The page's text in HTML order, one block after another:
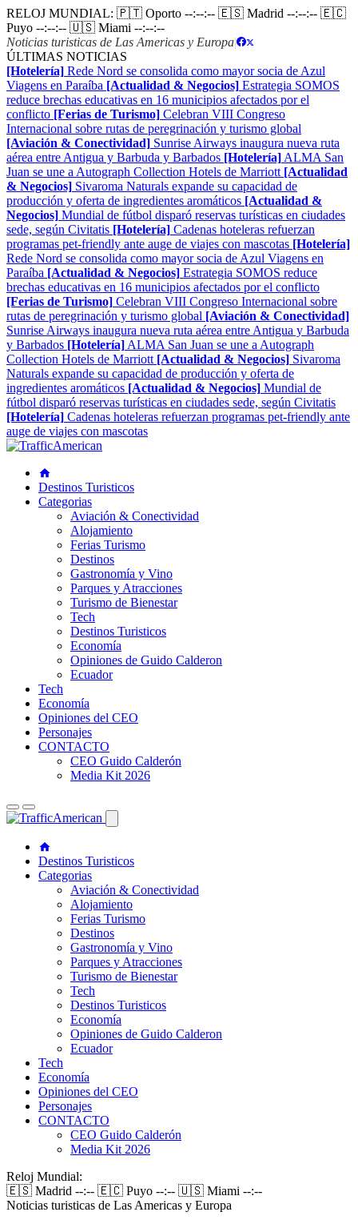
RELOJ MUNDIAL: 🇵🇹 Oporto --:--:-- 🇪🇸 Madrid --:--:-- 🇪🇨
Puyo --:--:-- 🇺🇸 Miami --:--:--
Noticias turisticas de Las Americas y Europa|
ÚLTIMAS NOTICIAS
[Hotelería] Rede Nord se consolida como mayor socia de Azul
Viagens en Paraíba [Actualidad & Negocios] Estrategia SOMOS
reduce brechas educativas en 16 municipios afectados por el
conflicto [Ferias de Turismo] Celebran VIII Congreso
Internacional sobre rutas de peregrinación y turismo global
[Aviación & Conectividad] Sunrise Airways inaugura nueva ruta
aérea entre Antigua y Barbuda y Barbados [Hotelería] ALMA San
Juan se une a Autograph Collection Hotels de Marriott [Actualidad
& Negocios] Sivaroma Naturals expande su capacidad de
producción y oferta de ingredientes aromáticos [Actualidad &
Negocios] Mundial de fútbol disparó reservas turísticas en ciudades
sede, según Civitatis [Hotelería] Cadenas hoteleras refuerzan
programas pet-friendly ante auge de viajes con mascotas [Hotelería]
Rede Nord se consolida como mayor socia de Azul Viagens en
Paraíba [Actualidad & Negocios] Estrategia SOMOS reduce
brechas educativas en 16 municipios afectados por el conflicto
[Ferias de Turismo] Celebran VIII Congreso Internacional sobre
rutas de peregrinación y turismo global [Aviación & Conectividad]
Sunrise Airways inaugura nueva ruta aérea entre Antigua y Barbuda
y Barbados [Hotelería] ALMA San Juan se une a Autograph
Collection Hotels de Marriott [Actualidad & Negocios] Sivaroma
Naturals expande su capacidad de producción y oferta de
ingredientes aromáticos [Actualidad & Negocios] Mundial de
fútbol disparó reservas turísticas en ciudades sede, según Civitatis
[Hotelería] Cadenas hoteleras refuerzan programas pet-friendly ante
auge de viajes con mascotas
Destinos Turisticos
Categorias
Aviación & Conectividad
Alojamiento
Ferias Turismo
Destinos
Gastronomía y Vino
Parques y Atracciones
Turismo de Bienestar
Tech
Destinos Turisticos
Economía
Opiniones de Guido Calderon
Ecuador
Tech
Economía
Opiniones del CEO
Personajes
CONTACTO
CEO Guido Calderón
Media Kit 2026
Destinos Turisticos
Categorias
Aviación & Conectividad
Alojamiento
Ferias Turismo
Destinos
Gastronomía y Vino
Parques y Atracciones
Turismo de Bienestar
Tech
Destinos Turisticos
Economía
Opiniones de Guido Calderon
Ecuador
Tech
Economía
Opiniones del CEO
Personajes
CONTACTO
CEO Guido Calderón
Media Kit 2026
Reloj Mundial:
🇪🇸 Madrid --:-- 🇪🇨 Puyo --:-- 🇺🇸 Miami --:--
Noticias turisticas de Las Americas y Europa